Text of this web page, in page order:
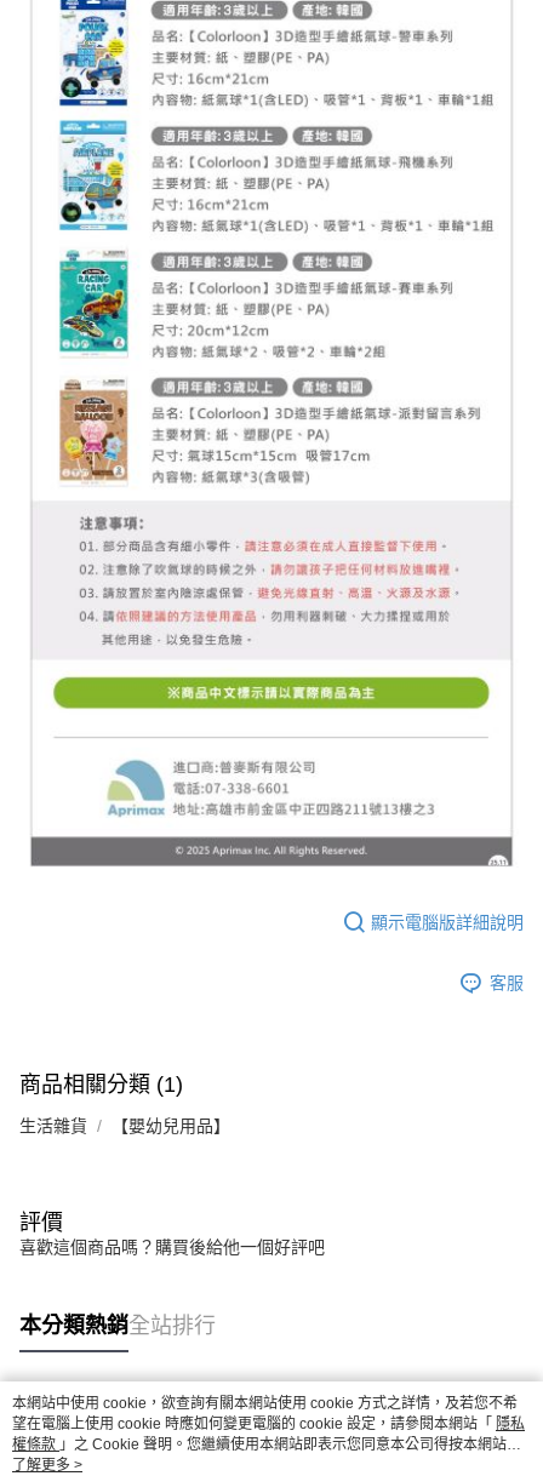
顯示電腦版詳細說明
客服
商品相關分類 (1)
生活雜貨 【嬰幼兒用品】
評價
喜歡這個商品嗎？購買後給他一個好評吧
本分類熱銷全站排行
熱門標籤
本網站中使用 cookie，欲查詢有關本網站使用 cookie 方式之詳情，及若您不希
望在電腦上使用 cookie 時應如何變更電腦的 cookie 設定，請參閱本網站「 隱私
權條款 」之 Cookie 聲明。您繼續使用本網站即表示您同意本公司得按本網站使
用條款之 Cookie 聲明使用 cookie。
了解更多 >